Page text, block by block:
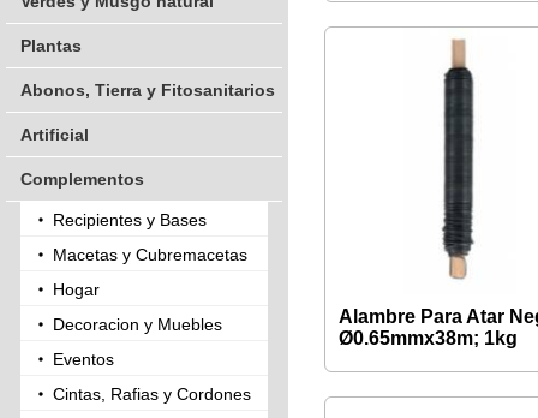
Plantas
Abonos, Tierra y Fitosanitarios
Artificial
Complementos
Recipientes y Bases
Macetas y Cubremacetas
Hogar
Decoracion y Muebles
Eventos
Cintas, Rafias y Cordones
Alambre Para Atar
Ø0.65mmx38m; 1kg